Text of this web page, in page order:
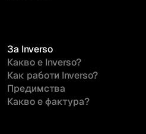
За Inverso
Какво е Inverso?
Как работи Inverso?
Предимства
Какво е фактура?